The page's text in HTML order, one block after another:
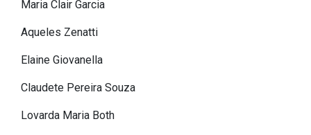
Maria Clair Garcia
Aqueles Zenatti
Elaine Giovanella
Claudete Pereira Souza
Lovarda Maria Both